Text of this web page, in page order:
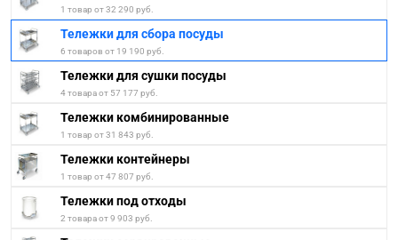
1 товар от 32 290 руб.
Тележки для сбора посуды
6 товаров от 19 190 руб.
Тележки для сушки посуды
4 товара от 57 177 руб.
Тележки комбинированные
1 товар от 31 843 руб.
Тележки контейнеры
1 товар от 47 807 руб.
Тележки под отходы
2 товара от 9 903 руб.